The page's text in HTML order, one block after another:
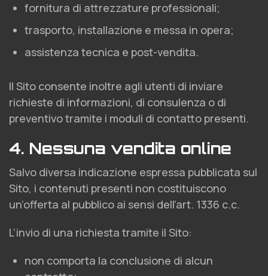
fornitura di attrezzature professionali;
trasporto, installazione e messa in opera;
assistenza tecnica e post-vendita.
Il Sito consente inoltre agli utenti di inviare
richieste di informazioni, di consulenza o di
preventivo tramite i moduli di contatto presenti.
4. Nessuna vendita online
Salvo diversa indicazione espressa pubblicata sul
Sito, i contenuti presenti non costituiscono
un’offerta al pubblico ai sensi dell’art. 1336 c.c.
L’invio di una richiesta tramite il Sito:
non comporta la conclusione di alcun